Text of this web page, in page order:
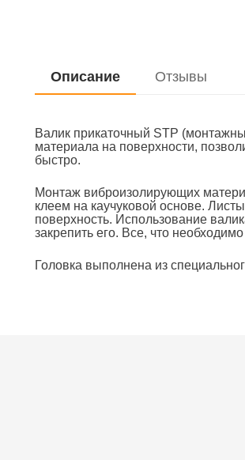
Описание Отзывы
Валик прикаточный STP
материала на поверхности,
быстро.
Монтаж виброизолирующих
клеем на каучуковой основе.
поверхность. Использование
закрепить его. Все, что
Головка выполнена из